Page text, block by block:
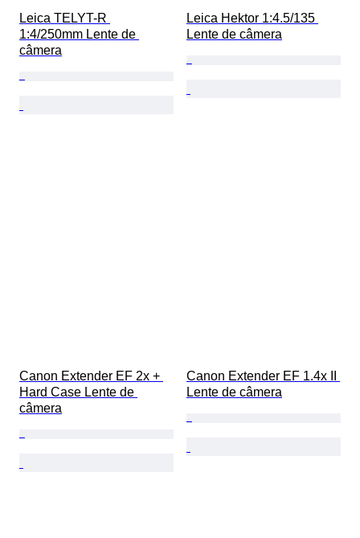
Leica TELYT-R
1:4/250mm Lente de
câmera
Leica Hektor 1:4.5/135
Lente de câmera
Canon Extender EF 2x +
Hard Case Lente de
câmera
Canon Extender EF 1.4x II
Lente de câmera